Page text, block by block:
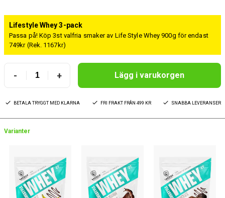
Lifestyle Whey 3-pack
Passa på! Köp 3st valfria smaker av Life Style Whey 900g för endast
749kr (Rek. 1167kr)
- + Lägg i varukorgen
BETALA TRYGGT MED KLARNA FRI FRAKT FRÅN 499 KR SNABBA LEVERANSER
Varianter